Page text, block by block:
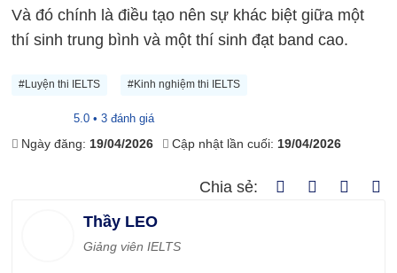
Và đó chính là điều tạo nên sự khác biệt giữa một
thí sinh trung bình và một thí sinh đạt band cao.
#Luyện thi IELTS #Kinh nghiệm thi IELTS
5.0 • 3 đánh giá
Ngày đăng: 19/04/2026 Cập nhật lần cuối: 19/04/2026
Chia sẻ:
Thầy LEO
Giảng viên IELTS